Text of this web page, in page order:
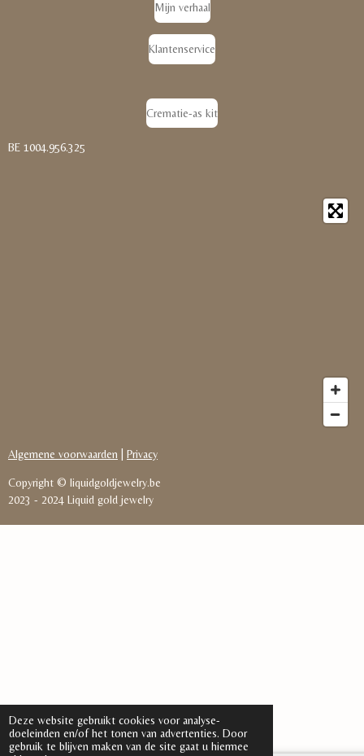
Deze website gebruikt cookies voor analyse-
doeleinden en/of het tonen van advertenties. Door
gebruik te blijven maken van de site gaat u hiermee
Mijn verhaal
Klantenservice
Crematie-as kit
BE 1004.956.325
Algemene voorwaarden Privacy
Copyright © liquidgoldjewelry.be
2023 - 2024 Liquid gold jewelry